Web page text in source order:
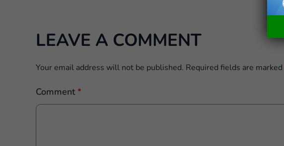
LEAVE A COMMENT
Your email address will not be published. Required fields are marked
Comment*